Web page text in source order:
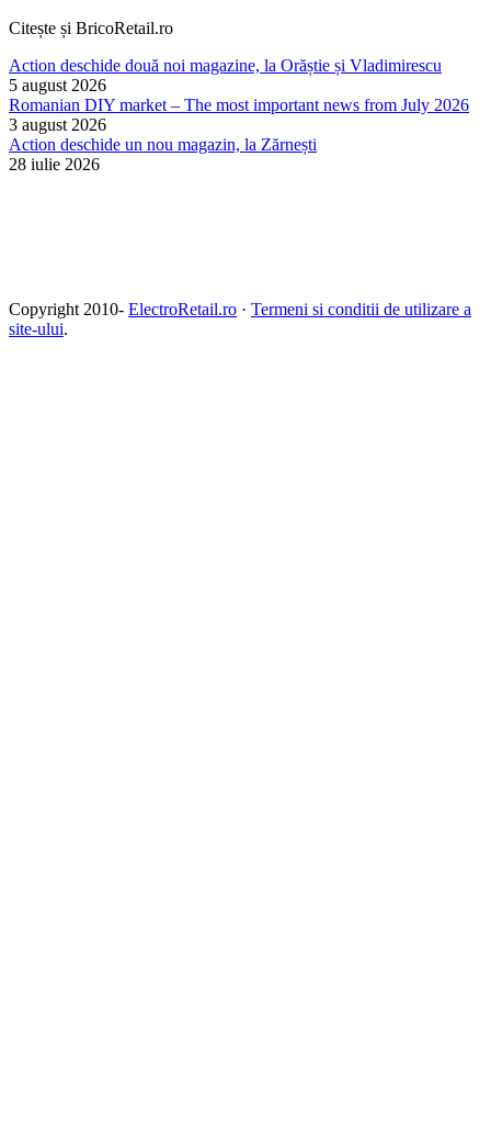
Citește și BricoRetail.ro
Action deschide două noi magazine, la Orăștie și Vladimirescu
5 august 2026
Romanian DIY market – The most important news from July 2026
3 august 2026
Action deschide un nou magazin, la Zărnești
28 iulie 2026
Copyright 2010- ElectroRetail.ro · Termeni si conditii de utilizare a
site-ului.